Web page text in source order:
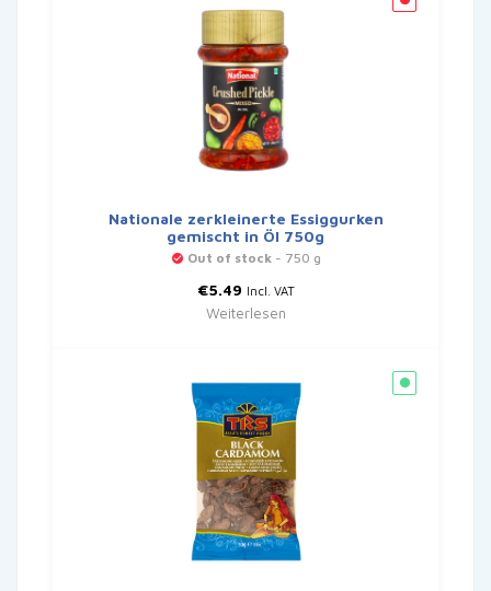
Nationale zerkleinerte Essiggurken
gemischt in Öl 750g
Out of stock- 750 g
€5.49 Incl. VAT
Weiterlesen